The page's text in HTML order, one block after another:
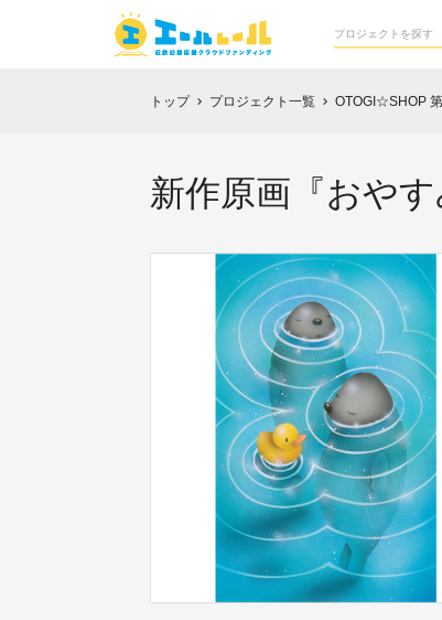
トップ chevron_right プロジェクト一覧 chevron_right OTOGI☆SHOP
新作原画『おやす